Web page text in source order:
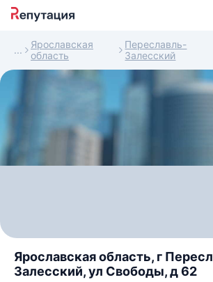
Ярославская
область
Переславль-
Залесский
Ярославская область, г
Залесский, ул Свободы, д 62